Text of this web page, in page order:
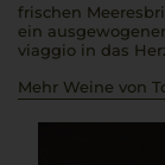
frischen
ein
viaggio in das
Mehr Weine von